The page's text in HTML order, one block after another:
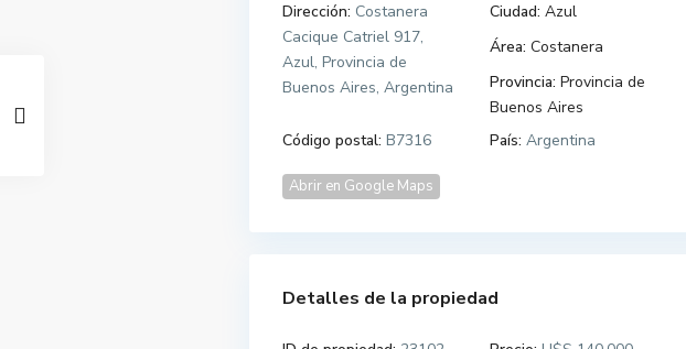
Dirección: Costanera
Cacique Catriel 917,
Azul, Provincia de
Buenos Aires, Argentina
Ciudad: Azul
Área: Costanera
Provincia: Provincia de
Buenos Aires
Código postal: B7316 País: Argentina
Abrir en Google Maps
Detalles de la propiedad